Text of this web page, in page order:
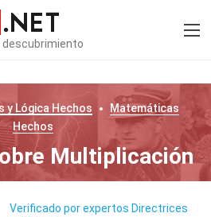
descubrimiento
y Lógica Hechos
Matemáticas
Hechos
Multiplicación
Verificado por expertos Directrices